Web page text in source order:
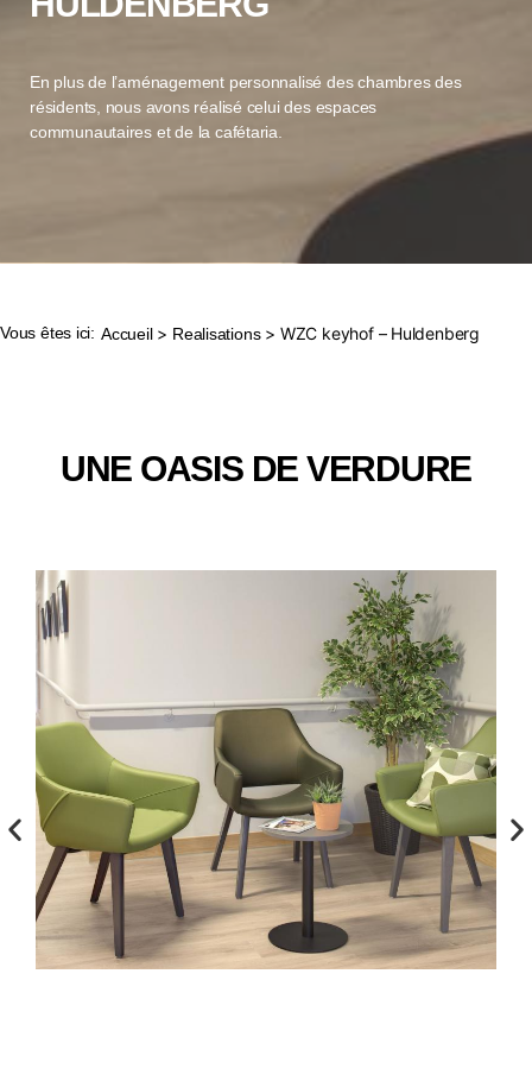
En plus de l’aménagement personnalisé des chambres des
résidents, nous avons réalisé celui des espaces
communautaires et de la cafétaria.
Vous êtes ici: Accueil> Realisations> WZC keyhof – Huldenberg
UNE OASIS DE VERDURE